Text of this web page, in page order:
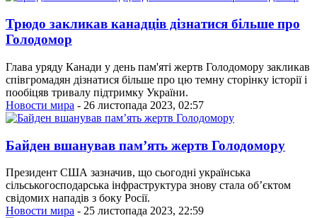
Трюдо закликав канадців дізнатися більше про
Голодомор
Глава уряду Канади у день пам'яті жертв Голодомору закликав
співгромадян дізнатися більше про цю темну сторінку історії і
пообіцяв тривалу підтримку України.
Новости мира - 26 листопада 2023, 02:57
Байден вшанував пам’ять жертв Голодомору
Президент США зазначив, що сьогодні українська
сільськогосподарська інфраструктура знову стала об’єктом
свідомих нападів з боку Росії.
Новости мира - 25 листопада 2023, 22:59